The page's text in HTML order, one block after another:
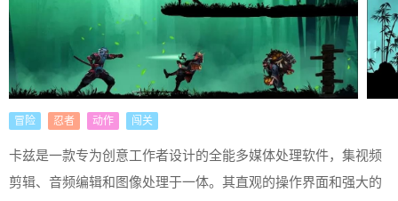
冒险 忍者 动作 闯关
卡兹是一款专为创意工作者设计的全能多媒体处理软件，集视频
剪辑、音频编辑和图像处理于一体。其直观的操作界面和强大的